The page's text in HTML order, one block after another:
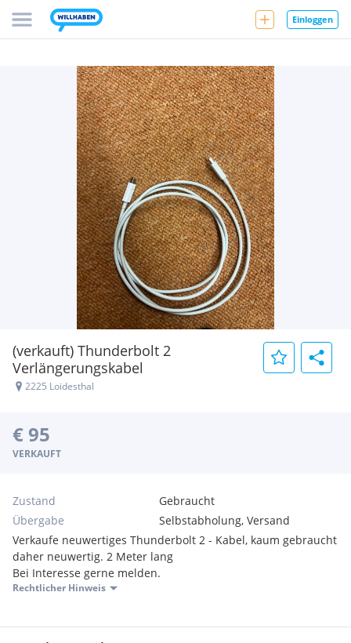
Einloggen
(verkauft) Thunderbolt 2
Verlängerungskabel
2225 Loidesthal
€ 95
VERKAUFT
Zustand
Gebraucht
Übergabe
Selbstabholung, Versand
Verkaufe neuwertiges Thunderbolt 2 - Kabel, kaum gebraucht
daher neuwertig. 2 Meter lang
Bei Interesse gerne melden.
Rechtlicher Hinweis